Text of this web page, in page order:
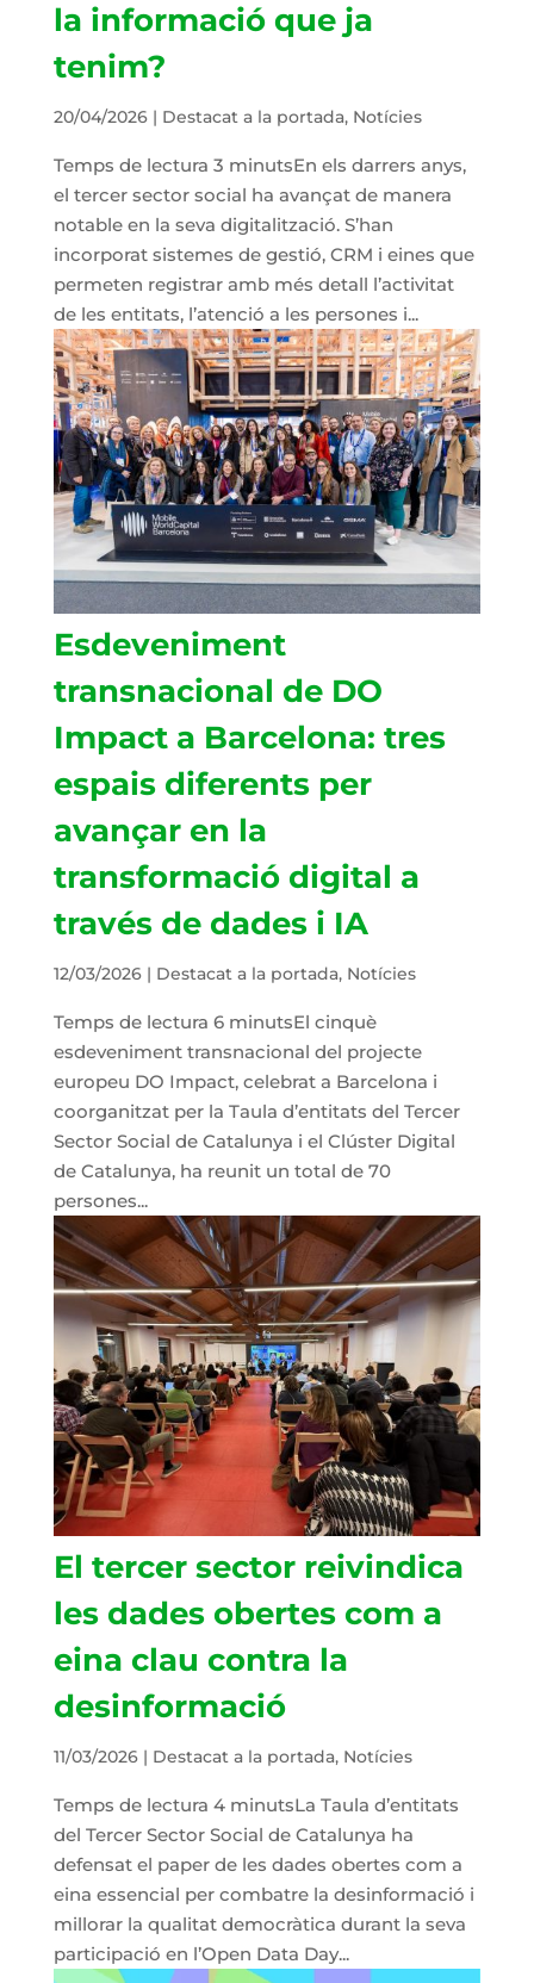
la informació que ja
tenim?
20/04/2026| Destacat a la portada, Notícies
Temps de lectura 3 minutsEn els darrers anys,
el tercer sector social ha avançat de manera
notable en la seva digitalització. S’han
incorporat sistemes de gestió, CRM i eines que
permeten registrar amb més detall l’activitat
de les entitats, l’atenció a les persones i...
Esdeveniment
transnacional de DO
Impact a Barcelona: tres
espais diferents per
avançar en la
transformació digital a
través de dades i IA
12/03/2026| Destacat a la portada, Notícies
Temps de lectura 6 minutsEl cinquè
esdeveniment transnacional del projecte
europeu DO Impact, celebrat a Barcelona i
coorganitzat per la Taula d’entitats del Tercer
Sector Social de Catalunya i el Clúster Digital
de Catalunya, ha reunit un total de 70
persones...
El tercer sector reivindica
les dades obertes com a
eina clau contra la
desinformació
11/03/2026| Destacat a la portada, Notícies
Temps de lectura 4 minutsLa Taula d’entitats
del Tercer Sector Social de Catalunya ha
defensat el paper de les dades obertes com a
eina essencial per combatre la desinformació i
millorar la qualitat democràtica durant la seva
participació en l’Open Data Day...